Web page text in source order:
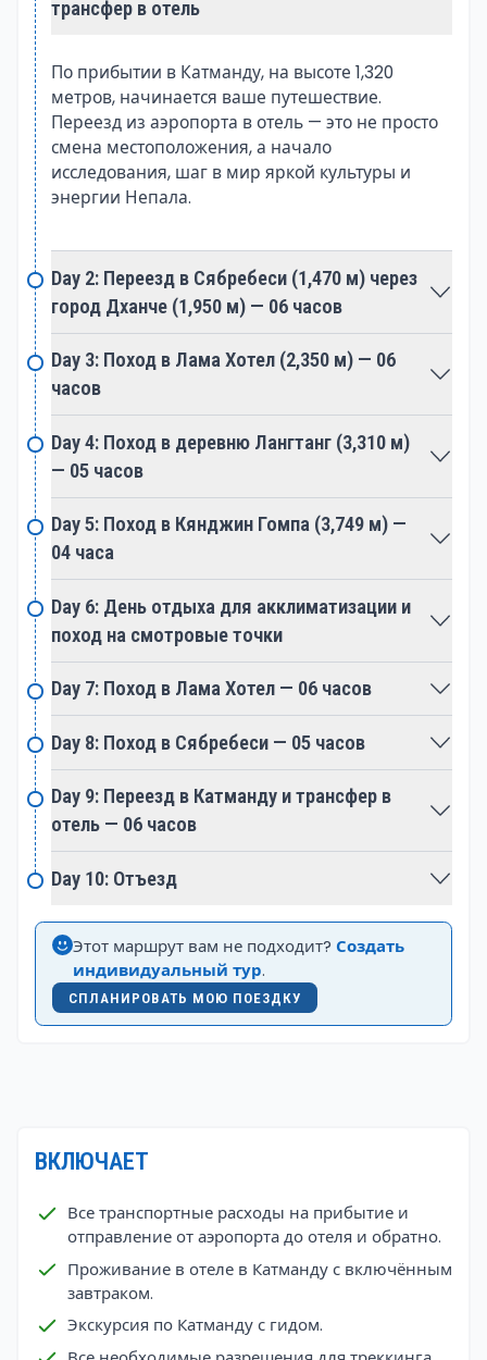
землетрясения 2015 года.
Долина Лангтанг, по праву получившая название
"Долина Ледников", открывает захватывающие
панорамы, завершающиеся на высокогорном
Кянджин Гомпа. Этот духовный центр, окружённый
снежными вершинами, является уединённым
местом для размышлений и предоставляет
дополнительные маршруты к смотровым точкам,
таким как Церко Ри. Поход удовлетворяет не
только стремление к приключениям своим
пересечённым рельефом, но и привлекает
любителей природы, предлагая разнообразную
флору и фауну, включая редкую красную панду и
различные виды птиц. Поход по долине Лангтанг
— это не только горное приключение, но и
исследование стойкости, культурного богатства и
симбиотической связи между людьми и их
захватывающими природными окружениями, что
делает его привлекательным выбором для тех, кто
ищет гармоничный и преобразующий опыт в
самом сердце Гималаев.
трансфер в отель
По прибытии в Катманду, на высоте 1,320
метров, начинается ваше путешествие.
Переезд из аэропорта в отель — это не просто
смена местоположения, а начало
исследования, шаг в мир яркой культуры и
энергии Непала.
Day 2: Переезд в Сябребеси (1,470 м) через
город Дханче (1,950 м) — 06 часов
Day 3: Поход в Лама Хотел (2,350 м) — 06
часов
Day 4: Поход в деревню Лангтанг (3,310 м)
— 05 часов
Day 5: Поход в Кянджин Гомпа (3,749 м) —
04 часа
Day 6: День отдыха для акклиматизации и
поход на смотровые точки
Day 7: Поход в Лама Хотел — 06 часов
Day 8: Поход в Сябребеси — 05 часов
Day 9: Переезд в Катманду и трансфер в
отель — 06 часов
Day 10: Отъезд
Этот маршрут вам не подходит? Создать
индивидуальный тур.
СПЛАНИРОВАТЬ МОЮ ПОЕЗДКУ
ВКЛЮЧАЕТ
Все транспортные расходы на прибытие и
отправление от аэропорта до отеля и обратно.
Проживание в отеле в Катманду с включённым
завтраком.
Экскурсия по Катманду с гидом.